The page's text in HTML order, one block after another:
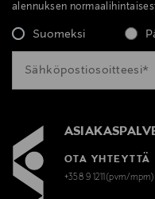
alennuksen
Suomeksi
OTA YHTEYTTÄ
+358 9 1211(pvm/mpm)